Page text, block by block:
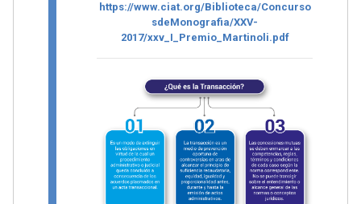
https://www.ciat.org/Biblioteca/Concurso
sdeMonografia/XXV-
2017/xxv_I_Premio_Martinoli.pdf